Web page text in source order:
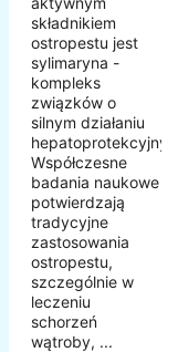
składnikiem
ostropestu jest
sylimaryna -
kompleks
związków o
silnym działaniu
hepatoprotekcyjnym.
Współczesne
badania naukowe
potwierdzają
tradycyjne
zastosowania
ostropestu,
szczególnie w
leczeniu
schorzeń
wątroby, ...